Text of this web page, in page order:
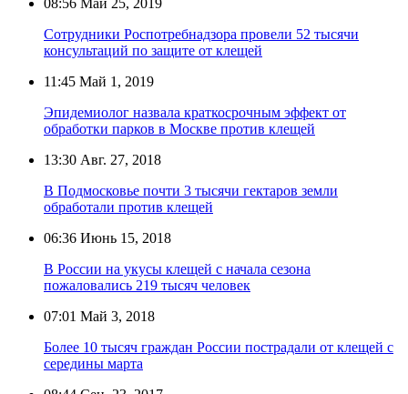
Сотрудники Роспотребнадзора провели 52 тысячи
консультаций по защите от клещей
11:45 Май 1, 2019
Эпидемиолог назвала краткосрочным эффект от
обработки парков в Москве против клещей
13:30 Авг. 27, 2018
В Подмосковье почти 3 тысячи гектаров земли
обработали против клещей
06:36 Июнь 15, 2018
В России на укусы клещей с начала сезона
пожаловались 219 тысяч человек
07:01 Май 3, 2018
Более 10 тысяч граждан России пострадали от клещей с
середины марта